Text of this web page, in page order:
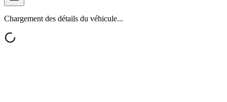
Chargement des détails du véhicule...